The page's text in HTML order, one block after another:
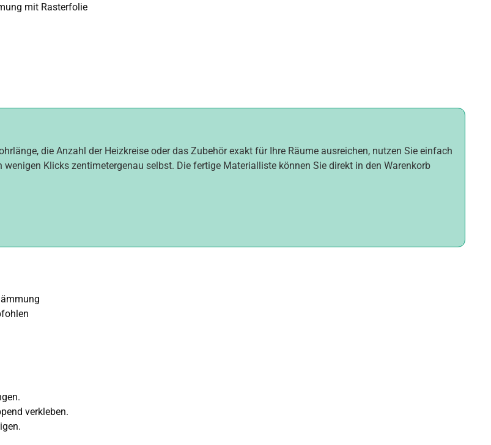
mit Rasterfolie
die Anzahl der Heizkreise oder das Zubehör exakt für Ihre Räume ausreichen, nutzen Sie einfach
wenigen Klicks zentimetergenau selbst. Die fertige Materialliste können Sie direkt in den Warenkorb
verkleben.